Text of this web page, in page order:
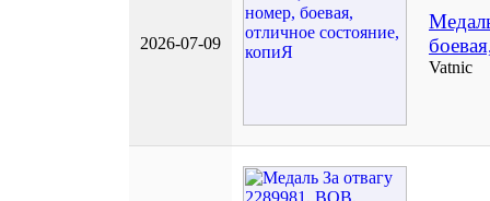
2026-07-09
Vatnic